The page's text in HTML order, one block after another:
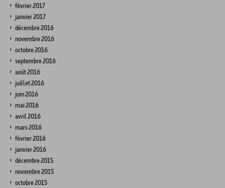
février 2017
janvier 2017
décembre 2016
novembre 2016
octobre 2016
septembre 2016
août 2016
juillet 2016
juin 2016
mai 2016
avril 2016
mars 2016
février 2016
janvier 2016
décembre 2015
novembre 2015
octobre 2015